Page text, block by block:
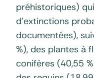
préhistoriques)
d’extinctions
documentées),
%), des plantes à
conifères (40,55